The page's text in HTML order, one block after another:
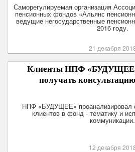
Саморегулируемая организация
пенсионных фондов «Альянс
ведущие негосударственные
2016 году.
21 декабря
Клиенты НПФ
получать
НПФ «БУДУЩЕЕ» проанализировал
клиентов в фонд - тематику и
коммуникации.
12 декабря